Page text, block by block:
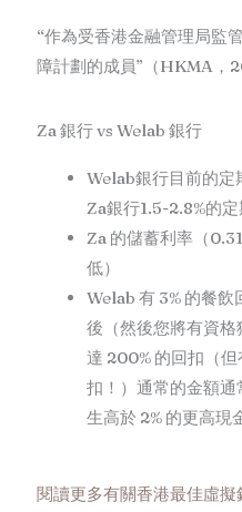
“作為受香港金融管理局監
障計劃的成員”（HKMA，
Za 銀行 vs Welab 銀行
Welab銀行目前的定
Za銀行1.5-2.8%的
Za 的儲蓄利率（
低）
Welab 有 3% 的餐飲
後（然後您將有資
達 200% 的回扣（但
扣！）通常的金額
生高於 2% 的更高現
閱讀更多有關香港最佳虛擬